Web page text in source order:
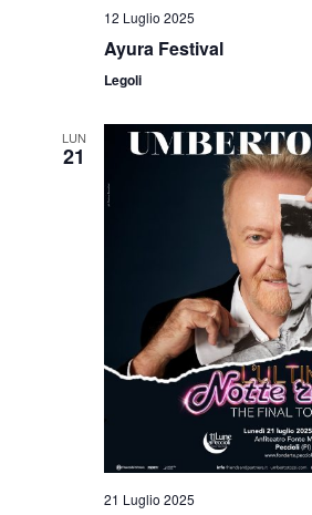
12 Luglio 2025
Ayura Festival
Legoli
LUN
21
21 Luglio 2025